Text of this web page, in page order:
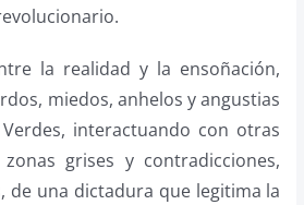
la realidad y la ensoñación,
miedos, anhelos y angustias
interactuando con otras
grises y contradicciones,
de una dictadura que legitima la